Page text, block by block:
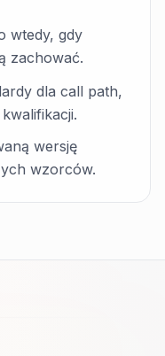
wtedy, gdy
zachować.
dla call path,
wersję
wzorców.